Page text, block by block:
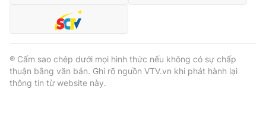
® Cấm sao chép dưới mọi hình thức nếu không có sự chấp
thuận bằng văn bản. Ghi rõ nguồn VTV.vn khi phát hành lại
thông tin từ website này.